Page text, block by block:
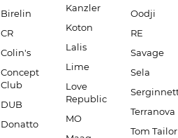
Birelin
CR
Colin's
Concept
Club
DUB
Donatto
Kanzler
Koton
Lalis
Lime
Love
Republic
MO
Oodji
RE
Savage
Sela
Terranova
Tom Tailor